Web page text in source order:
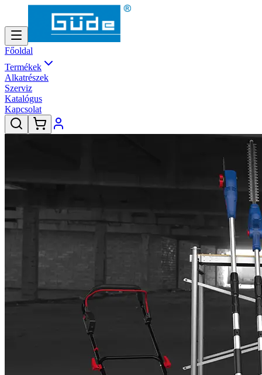
Főoldal
Termékek
Alkatrészek
Szerviz
Katalógus
Kapcsolat